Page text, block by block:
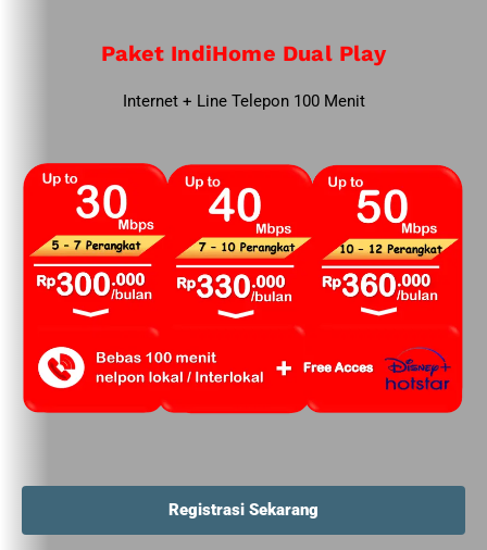
Paket IndiHome Dual Play
Internet + Line Telepon 100 Menit
Registrasi Sekarang